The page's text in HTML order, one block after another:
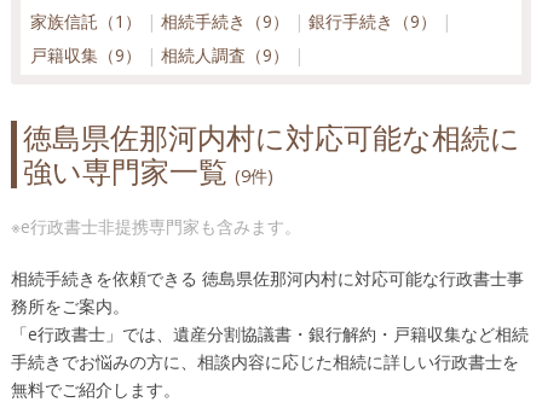
家族信託（1）
相続手続き（9）
銀行手続き（9）
戸籍収集（9）
相続人調査（9）
徳島県佐那河内村に対応可能な相続に
強い専門家一覧 (9件)
※e行政書士非提携専門家も含みます。
相続手続きを依頼できる 徳島県佐那河内村に対応可能な行政書士事
務所をご案内。
「e行政書士」では、遺産分割協議書・銀行解約・戸籍収集など相続
手続きでお悩みの方に、相談内容に応じた相続に詳しい行政書士を
無料でご紹介します。